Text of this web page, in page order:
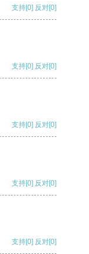
支持[0] 反对[0]
支持[0] 反对[0]
支持[0] 反对[0]
支持[0] 反对[0]
支持[0] 反对[0]